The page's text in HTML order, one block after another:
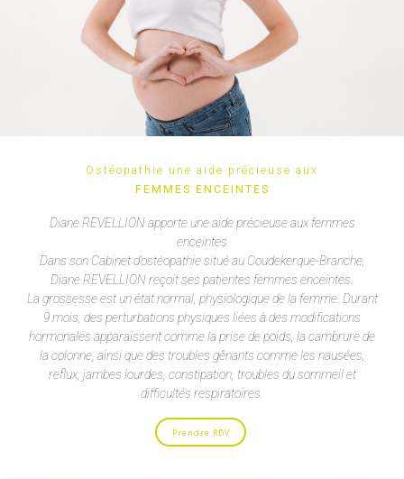
Ostéopathie une aide précieuse aux
FEMMES ENCEINTES
Diane REVELLION apporte une aide précieuse aux femmes
enceintes
Dans son Cabinet d’ostéopathie situé au Coudekerque-Branche,
Diane REVELLION reçoit ses patientes femmes enceintes.
La grossesse est un état normal, physiologique de la femme. Durant
9 mois, des perturbations physiques liées à des modifications
hormonales apparaissent comme la prise de poids, la cambrure de
la colonne, ainsi que des troubles gênants comme les nausées,
reflux, jambes lourdes, constipation, troubles du sommeil et
difficultés respiratoires.
Prendre RDV